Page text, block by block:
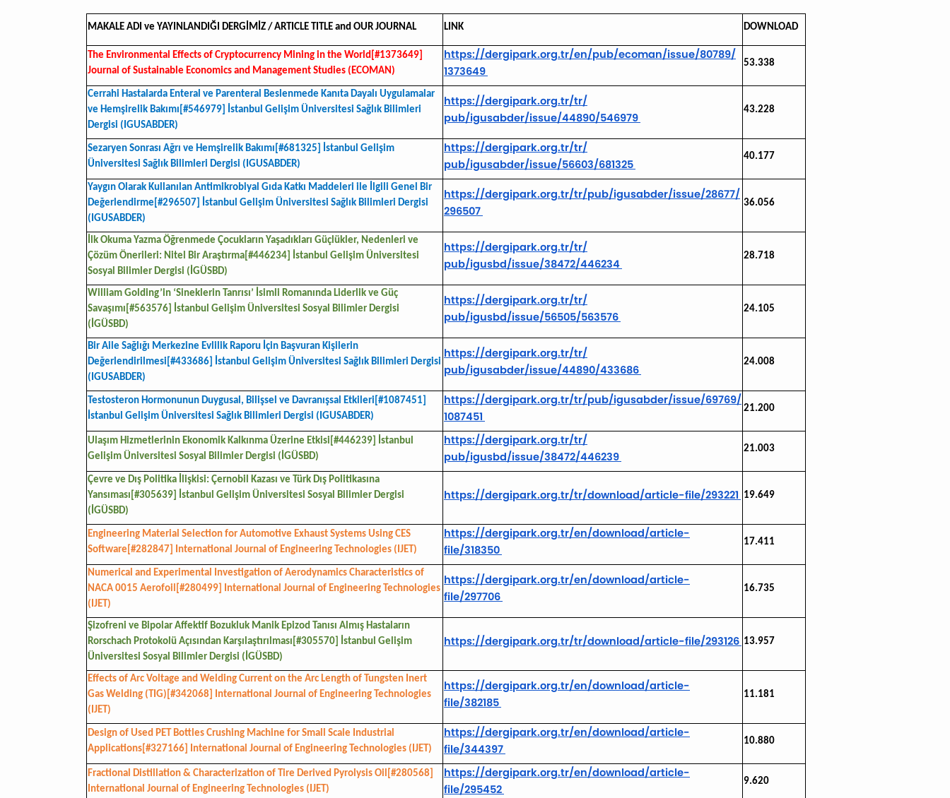
MAKALE ADI ve YAYINLANDIĞI DERGİMİZ / ARTICLE TITLE and OUR JOURNAL LINK DOWNLOAD
The Environmental Effects of Cryptocurrency Mining in the World[#1373649]
Journal of Sustainable Economics and Management Studies (ECOMAN)
https://dergipark.org.tr/en/pub/ecoman/issue/80789/
1373649
53.338
Cerrahi Hastalarda Enteral ve Parenteral Beslenmede Kanıta Dayalı Uygulamalar
ve Hemşirelik Bakımı[#546979] İstanbul Gelişim Üniversitesi Sağlık Bilimleri
Dergisi (IGUSABDER)
https://dergipark.org.tr/tr/
pub/igusabder/issue/44890/546979
43.228
Sezaryen Sonrası Ağrı ve Hemşirelik Bakımı[#681325] İstanbul Gelişim
Üniversitesi Sağlık Bilimleri Dergisi (IGUSABDER)
https://dergipark.org.tr/tr/
pub/igusabder/issue/56603/681325
40.177
Yaygın Olarak Kullanılan Antimikrobiyal Gıda Katkı Maddeleri ile İlgili Genel Bir
Değerlendirme[#296507] İstanbul Gelişim Üniversitesi Sağlık Bilimleri Dergisi
(IGUSABDER)
https://dergipark.org.tr/tr/pub/igusabder/issue/28677/
296507
36.056
İlk Okuma Yazma Öğrenmede Çocukların Yaşadıkları Güçlükler, Nedenleri ve
Çözüm Önerileri: Nitel Bir Araştırma[#446234] İstanbul Gelişim Üniversitesi
Sosyal Bilimler Dergisi (İGÜSBD)
https://dergipark.org.tr/tr/
pub/igusbd/issue/38472/446234
28.718
William Golding’in ‘Sineklerin Tanrısı’ İsimli Romanında Liderlik ve Güç
Savaşımı[#563576] İstanbul Gelişim Üniversitesi Sosyal Bilimler Dergisi
(İGÜSBD)
https://dergipark.org.tr/tr/
pub/igusbd/issue/56505/563576
24.105
Bir Aile Sağlığı Merkezine Evlilik Raporu İçin Başvuran Kişilerin
Değerlendirilmesi[#433686] İstanbul Gelişim Üniversitesi Sağlık Bilimleri Dergisi
(IGUSABDER)
https://dergipark.org.tr/tr/
pub/igusabder/issue/44890/433686
24.008
Testosteron Hormonunun Duygusal, Bilişsel ve Davranışsal Etkileri[#1087451]
İstanbul Gelişim Üniversitesi Sağlık Bilimleri Dergisi (IGUSABDER)
https://dergipark.org.tr/tr/pub/igusabder/issue/69769/
1087451
21.200
Ulaşım Hizmetlerinin Ekonomik Kalkınma Üzerine Etkisi[#446239] İstanbul
Gelişim Üniversitesi Sosyal Bilimler Dergisi (İGÜSBD)
https://dergipark.org.tr/tr/
pub/igusbd/issue/38472/446239
21.003
Çevre ve Dış Politika İlişkisi: Çernobil Kazası ve Türk Dış Politikasına
Yansıması[#305639] İstanbul Gelişim Üniversitesi Sosyal Bilimler Dergisi
(İGÜSBD)
https://dergipark.org.tr/tr/download/article-file/293221 19.649
Engineering Material Selection for Automotive Exhaust Systems Using CES
Software[#282847] International Journal of Engineering Technologies (IJET)
https://dergipark.org.tr/en/download/article-
file/318350
17.411
Numerical and Experimental Investigation of Aerodynamics Characteristics of
NACA 0015 Aerofoil[#280499] International Journal of Engineering Technologies
(IJET)
https://dergipark.org.tr/en/download/article-
file/297706
16.735
Şizofreni ve Bipolar Affektif Bozukluk Manik Epizod Tanısı Almış Hastaların
Rorschach Protokolü Açısından Karşılaştırılması[#305570] İstanbul Gelişim
Üniversitesi Sosyal Bilimler Dergisi (İGÜSBD)
https://dergipark.org.tr/tr/download/article-file/293126 13.957
Effects of Arc Voltage and Welding Current on the Arc Length of Tungsten Inert
Gas Welding (TIG)[#342068] International Journal of Engineering Technologies
(IJET)
https://dergipark.org.tr/en/download/article-
file/382185
11.181
Design of Used PET Bottles Crushing Machine for Small Scale Industrial
Applications[#327166] International Journal of Engineering Technologies (IJET)
https://dergipark.org.tr/en/download/article-
file/344397
10.880
Fractional Distillation & Characterization of Tire Derived Pyrolysis Oil[#280568]
International Journal of Engineering Technologies (IJET)
https://dergipark.org.tr/en/download/article-
file/295452
9.620